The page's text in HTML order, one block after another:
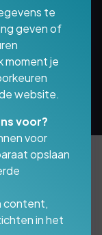
te
geven of
moment je
website.
voor?
voor
opslaan
content,
in het